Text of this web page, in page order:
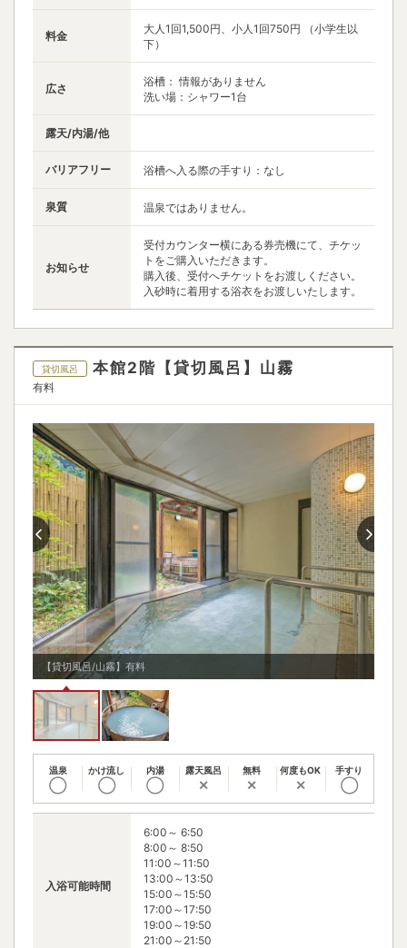
料金
大人1回1,500円、小人1回750円 （小学生以
下）
広さ
浴槽： 情報がありません
洗い場：シャワー1台
露天/内湯/他
バリアフリー 浴槽へ入る際の手すり：なし
泉質 温泉ではありません。
お知らせ
受付カウンター横にある券売機にて、チケッ
トをご購入いただきます。
購入後、受付へチケットをお渡しください。
入砂時に着用する浴衣をお渡しいたします。
貸切風呂 本館2階【貸切風呂】山霧
有料
【貸切風呂/山霧】有料
温泉
◯
かけ流し
◯
内湯
◯
露天風呂
✕
無料
✕
何度もOK
✕
手すり
◯
入浴可能時間
6:00～ 6:50
8:00～ 8:50
11:00～11:50
13:00～13:50
15:00～15:50
17:00～17:50
19:00～19:50
21:00～21:50